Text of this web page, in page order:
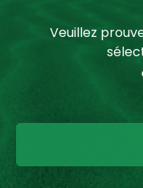
Veuillez